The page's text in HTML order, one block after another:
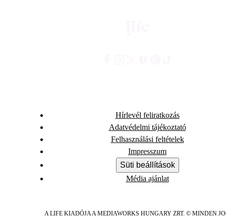
Hírlevél feliratkozás
Adatvédelmi tájékoztató
Felhasználási feltételek
Impresszum
Süti beállítások
Média ajánlat
A LIFE KIADÓJA A MEDIAWORKS HUNGARY ZRT. © MINDEN